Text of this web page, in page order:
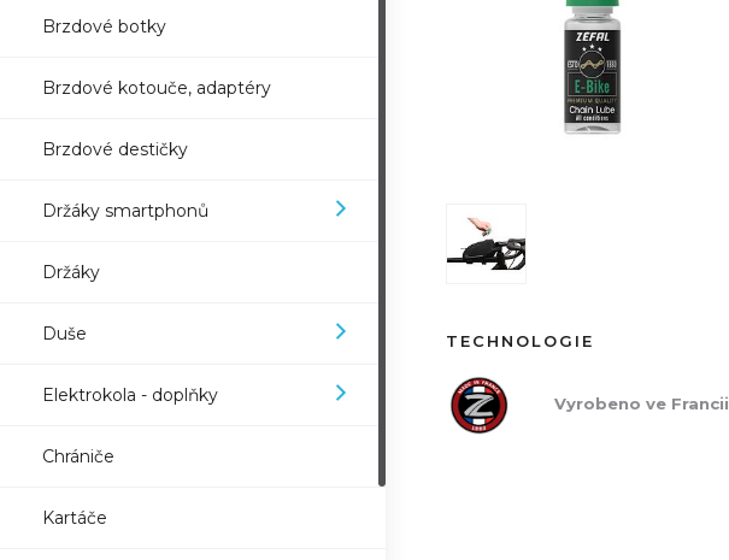
Brzdové botky
Brzdové kotouče, adaptéry
Brzdové destičky
Držáky smartphonů
Držáky
Duše
Elektrokola - doplňky
Chrániče
Kartáče
TECHNOLOGIE
Vyrobeno ve Francii